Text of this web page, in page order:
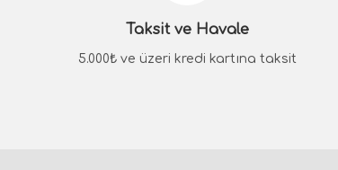
Taksit ve Havale
5.000₺ ve üzeri kredi kartına taksit